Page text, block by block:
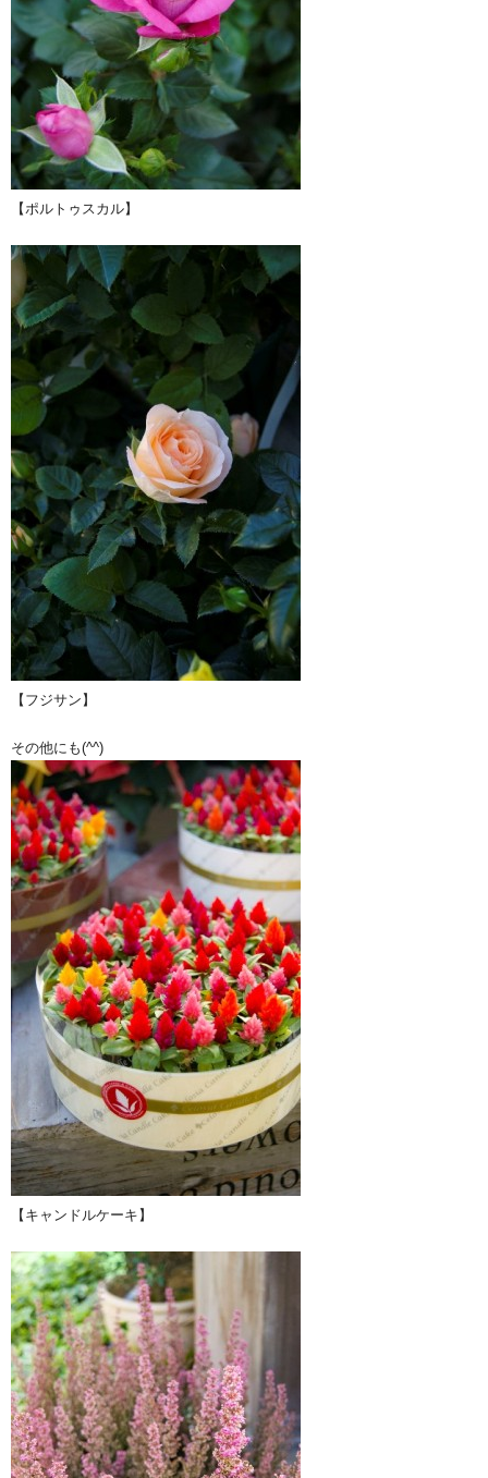
【ポルトゥスカル】
【フジサン】
その他にも(^^)
【キャンドルケーキ】